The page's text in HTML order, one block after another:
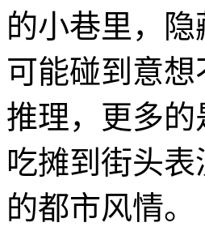
的小巷里，
可能碰到意
推理，更多
吃摊到街头
的都市风情。